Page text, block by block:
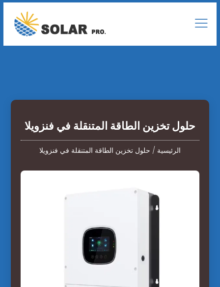
حلول تخزين الطاقة المتنقلة في فنزويلا
الرئيسية / حلول تخزين الطاقة المتنقلة في فنزويلا